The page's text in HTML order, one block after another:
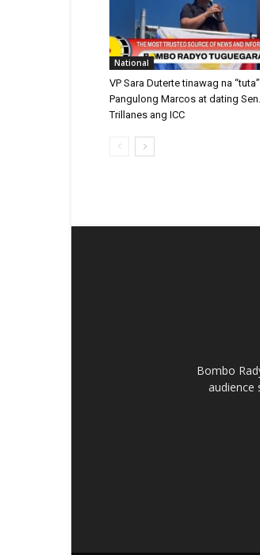
National
VP Sara Duterte tinawag na
Pangulong Marcos at dating Sen.
Trillanes ang ICC
Bombo
audience